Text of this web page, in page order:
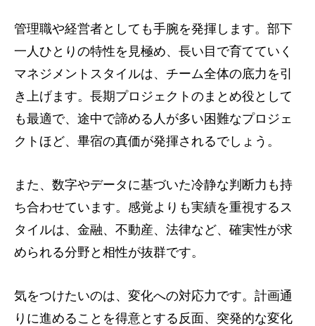
管理職や経営者としても手腕を発揮します。部下
一人ひとりの特性を見極め、長い目で育てていく
マネジメントスタイルは、チーム全体の底力を引
き上げます。長期プロジェクトのまとめ役として
も最適で、途中で諦める人が多い困難なプロジェ
クトほど、畢宿の真価が発揮されるでしょう。
また、数字やデータに基づいた冷静な判断力も持
ち合わせています。感覚よりも実績を重視するス
タイルは、金融、不動産、法律など、確実性が求
められる分野と相性が抜群です。
気をつけたいのは、変化への対応力です。計画通
りに進めることを得意とする反面、突発的な変化